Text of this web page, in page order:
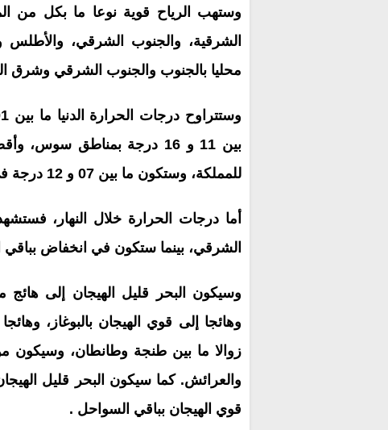
وستهب الرياح قوية نوعا ما بكل من
الشرقية، والجنوب الشرقي، والأطلس
محليا بالجنوب والجنوب الشرقي وشرق
بين 11 و 16 درجة بمناطق
للمملكة، وستكون ما بين 07 و 12 درجة في ما تبقى من ربوع المملكة.
أما درجات الحرارة خلال النهار،
الشرقي، بينما ستكون في انخفاض بباقي
وسيكون البحر قليل الهيجان إلى هائج
وهائجا إلى قوي الهيجان بالبوغاز،
زوالا ما بين طنجة وطانطان، وسيكون
والعرائش. كما سيكون البحر قليل
قوي الهيجان بباقي السواحل .